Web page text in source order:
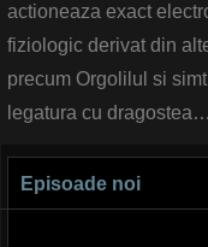
actioneaza exact
fiziologic derivat din
precum Orgolilul si
legatura cu dragostea…
Episoade noi